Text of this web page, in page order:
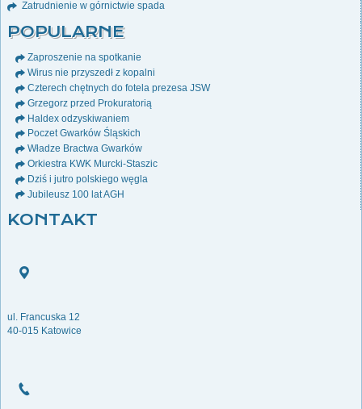
Zatrudnienie w górnictwie spada
POPULARNE
Zaproszenie na spotkanie
Wirus nie przyszedł z kopalni
Czterech chętnych do fotela prezesa JSW
Grzegorz przed Prokuratorią
Haldex odzyskiwaniem
Poczet Gwarków Śląskich
Władze Bractwa Gwarków
Orkiestra KWK Murcki-Staszic
Dziś i jutro polskiego węgla
Jubileusz 100 lat AGH
KONTAKT
ul. Francuska 12
40-015 Katowice